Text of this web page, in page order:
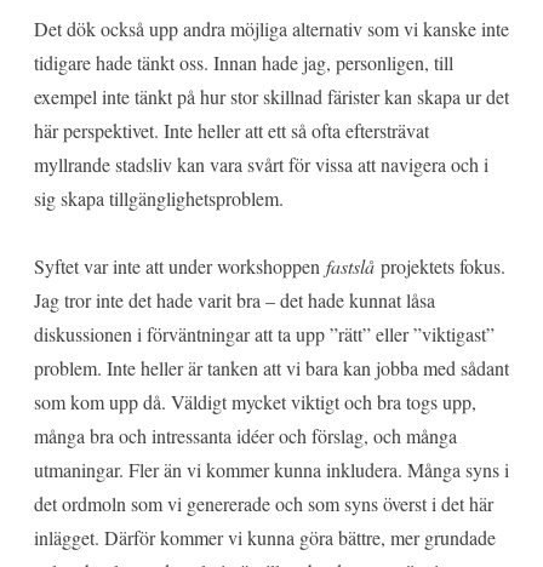
Det dök också upp andra möjliga alternativ som vi kanske inte
tidigare hade tänkt oss. Innan hade jag, personligen, till
exempel inte tänkt på hur stor skillnad färister kan skapa ur det
här perspektivet. Inte heller att ett så ofta eftersträvat
myllrande stadsliv kan vara svårt för vissa att navigera och i
sig skapa tillgänglighetsproblem.
Syftet var inte att under workshoppen fastslå projektets fokus.
Jag tror inte det hade varit bra – det hade kunnat låsa
diskussionen i förväntningar att ta upp ”rätt” eller ”viktigast”
problem. Inte heller är tanken att vi bara kan jobba med sådant
som kom upp då. Väldigt mycket viktigt och bra togs upp,
många bra och intressanta idéer och förslag, och många
utmaningar. Fler än vi kommer kunna inkludera. Många syns i
det ordmoln som vi genererade och som syns överst i det här
inlägget. Därför kommer vi kunna göra bättre, mer grundade